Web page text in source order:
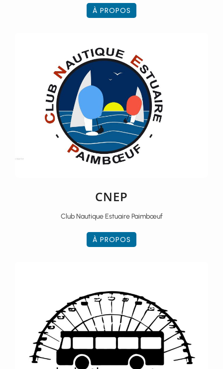
À PROPOS
CNEP
Club Nautique Estuaire Paimbœuf
À PROPOS